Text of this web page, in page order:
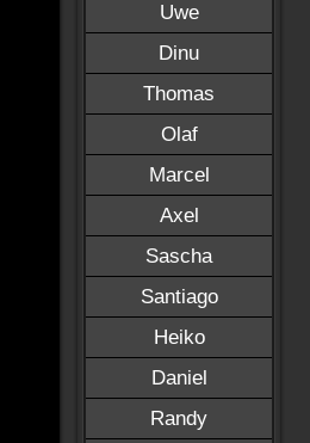
Uwe
Dinu
Thomas
Olaf
Marcel
Axel
Sascha
Santiago
Heiko
Daniel
Randy